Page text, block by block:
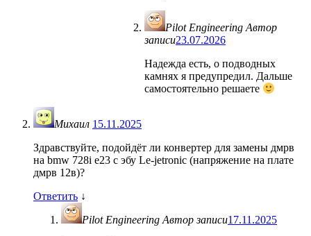
Pilot Engineering Автор
записи23.07.2026
Надежда есть, о подводных
камнях я предупредил. Дальше
самостоятельно решаете
Михаил 15.11.2025
Здравствуйте, подойдёт ли конвертер для замены дмрв
на bmw 728i e23 с эбу Le-jetronic (напряжение на плате
дмрв 12в)?
Ответить ↓
Pilot Engineering Автор записи17.11.2025